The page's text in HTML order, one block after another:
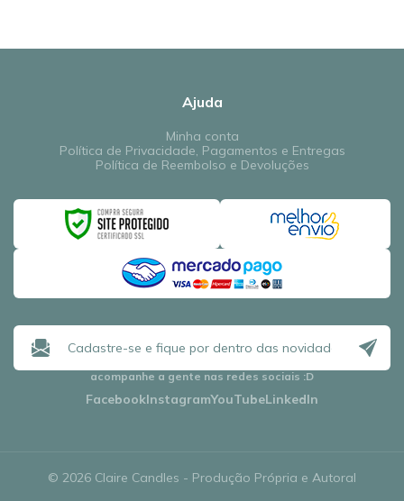
Ajuda
Minha conta
Política de Privacidade, Pagamentos e Entregas
Política de Reembolso e Devoluções
acompanhe a gente nas redes sociais :D
FacebookInstagramYouTubeLinkedIn
© 2026 Claire Candles - Produção Própria e Autoral